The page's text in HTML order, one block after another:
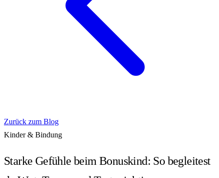
Zurück zum Blog
Kinder & Bindung
Starke Gefühle beim Bonuskind: So begleitest